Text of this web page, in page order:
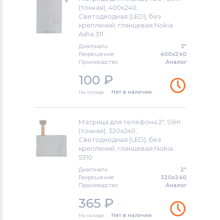
Модули и экраны для смартфонов
Модули и экраны для смартфонов
(тонкая), 400x240,
Светодиодная (LED), без
креплений, глянцевая Nokia
Asha 311
Диагональ
3"
Разрешение
400x240
Производство
Аналог
100 ₽
На складе Нет в наличии
Матрица для телефона 2", Slim
(тонкая), 320x240,
Светодиодная (LED), без
креплений, глянцевая Nokia
5310
Диагональ
2"
Разрешение
320x240
Производство
Аналог
365 ₽
На складе Нет в наличии